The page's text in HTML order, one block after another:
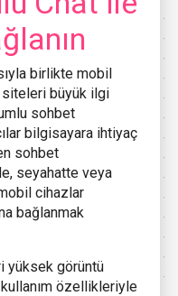
birlikte mobil
siteleri büyük ilgi
sohbet
bilgisayara ihtiyaç
sohbet
seyahatte veya
cihazlar
bağlanmak
yüksek görüntü
özellikleriyle